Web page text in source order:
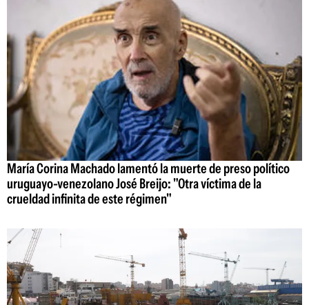
María Corina Machado lamentó la muerte de preso político
uruguayo-venezolano José Breijo: "Otra víctima de la
crueldad infinita de este régimen"